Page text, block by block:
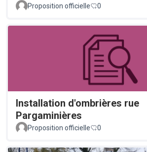
Proposition officielle 0
Installation d'ombrières rue
Pargaminières
Proposition officielle 0